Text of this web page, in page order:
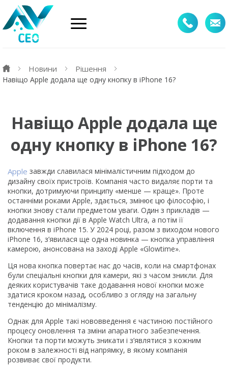
Новини Рішення
Навіщо Apple додала ще одну кнопку в iPhone 16?
Навіщо Apple додала ще
одну кнопку в iPhone 16?
Apple завжди славилася мінімалістичним підходом до
дизайну своїх пристроїв. Компанія часто видаляє порти та
кнопки, дотримуючи принципу «менше — краще». Проте
останніми роками Apple, здається, змінює цю філософію, і
кнопки знову стали предметом уваги. Один з прикладів —
додавання кнопки дії в Apple Watch Ultra, а потім її
включення в iPhone 15. У 2024 році, разом з виходом нового
iPhone 16, з’явилася ще одна новинка — кнопка управління
камерою, анонсована на заході Apple «Glowtime».
Ця нова кнопка повертає нас до часів, коли на смартфонах
були спеціальні кнопки для камери, які з часом зникли. Для
деяких користувачів таке додавання нової кнопки може
здатися кроком назад, особливо з огляду на загальну
тенденцію до мінімалізму.
Однак для Apple такі нововведення є частиною постійного
процесу оновлення та зміни апаратного забезпечення.
Кнопки та порти можуть зникати і з’являтися з кожним
роком в залежності від напрямку, в якому компанія
розвиває свої продукти.